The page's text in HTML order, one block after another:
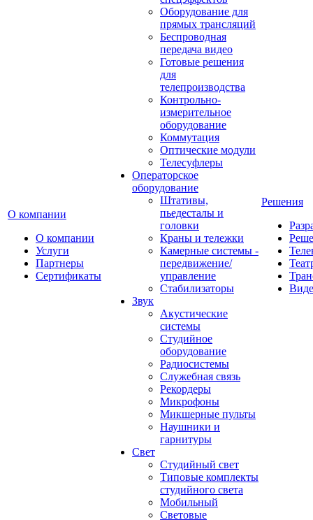
О компании
О компании
Услуги
Партнеры
Сертификаты
Оборудование для
прямых трансляций
Беспроводная
передача видео
Готовые решения
для
телепроизводства
Контрольно-
измерительное
оборудование
Коммутация
Оптические модули
Телесуфлеры
Операторское
оборудование
Штативы,
пьедесталы и
головки
Краны и тележки
Камерные системы -
передвижение/
управление
Стабилизаторы
Звук
Акустические
системы
Студийное
оборудование
Радиосистемы
Служебная связь
Рекордеры
Микрофоны
Микшерные пульты
Наушники и
гарнитуры
Свет
Студийный свет
Типовые комплекты
студийного света
Мобильный
Световые
Решения